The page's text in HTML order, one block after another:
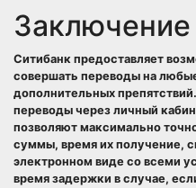
Заключение
Ситибанк предоставляет
совершать переводы на
дополнительных
переводы через личный
позволяют максимально
суммы, время их получение,
электронном виде со всеми
время задержки в случае,